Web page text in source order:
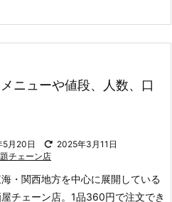
ニューや値段、人数、口
5月20日
2025年3月11日
チェーン店
・関西地方を中心に展開している
チェーン店。 1品360円で注文でき